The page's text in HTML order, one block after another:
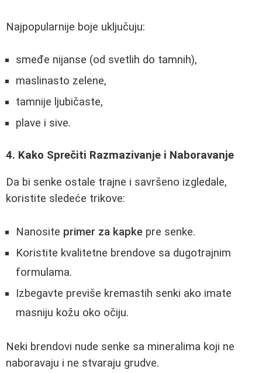
Najpopularnije boje uključuju:
smeđe nijanse (od svetlih do tamnih),
maslinasto zelene,
tamnije ljubičaste,
plave i sive.
4. Kako Sprečiti Razmazivanje i Naboravanje
Da bi senke ostale trajne i savršeno izgledale,
koristite sledeće trikove:
Nanosite primer za kapke pre senke.
Koristite kvalitetne brendove sa dugotrajnim
formulama.
Izbegavte previše kremastih senki ako imate
masniju kožu oko očiju.
Neki brendovi nude senke sa mineralima koji ne
naboravaju i ne stvaraju grudve.